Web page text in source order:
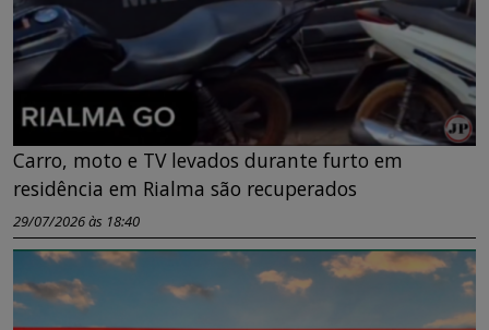
Carro, moto e TV levados durante furto em
residência em Rialma são recuperados
29/07/2026 às 18:40